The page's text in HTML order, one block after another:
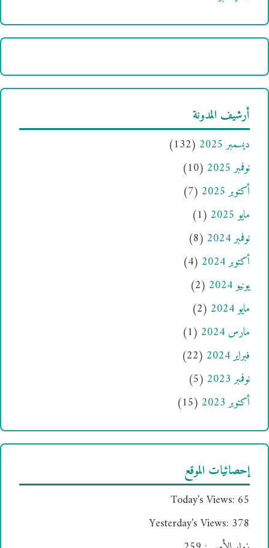
أرشيف المدونة
ديسمبر 2025
(132)
نوفمبر 2025
(10)
أكتوبر 2025
(7)
مايو 2025
(1)
نوفمبر 2024
(8)
أكتوبر 2024
(4)
يونيو 2024
(2)
مايو 2024
(2)
مارس 2024
(1)
فبراير 2024
(22)
نوفمبر 2023
(5)
أكتوبر 2023
(15)
إحصائيات الموقع
Today's Views: 65
Yesterday's Views: 378